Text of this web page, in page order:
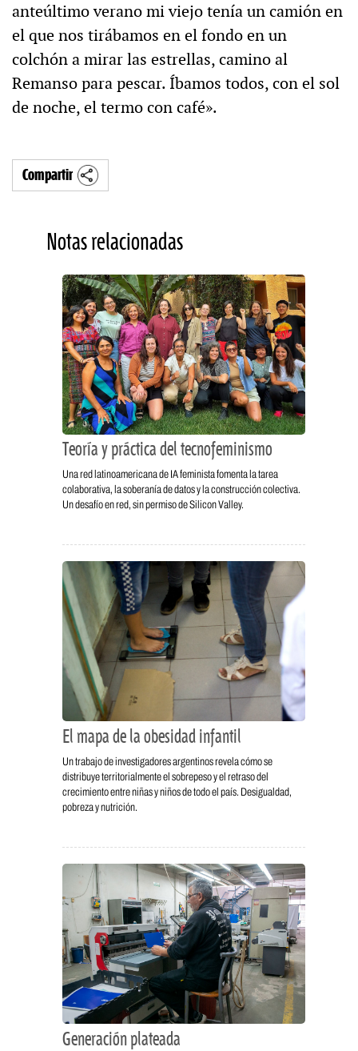
anteúltimo verano mi viejo tenía un camión en
el que nos tirábamos en el fondo en un
colchón a mirar las estrellas, camino al
Remanso para pescar. Íbamos todos, con el sol
de noche, el termo con café».
Compartir
Notas relacionadas
Teoría y práctica del tecnofeminismo
Una red latinoamericana de IA feminista fomenta la tarea
colaborativa, la soberanía de datos y la construcción colectiva.
Un desafío en red, sin permiso de Silicon Valley.
El mapa de la obesidad infantil
Un trabajo de investigadores argentinos revela cómo se
distribuye territorialmente el sobrepeso y el retraso del
crecimiento entre niñas y niños de todo el país. Desigualdad,
pobreza y nutrición.
Generación plateada